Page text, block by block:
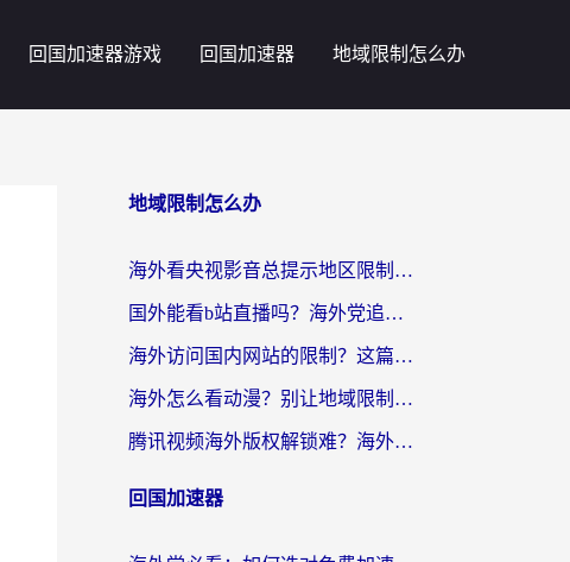
回国加速器游戏 回国加速器 地域限制怎么办
地域限制怎么办
海外看央视影音总提示地区限制？这篇教你选对回国加速器，流畅追剧不踩坑
国外能看b站直播吗？海外党追剧看片的终极解决方案来了
海外访问国内网站的限制？这篇攻略帮你无缝解锁12306、12123和国内影音
海外怎么看动漫？别让地域限制挡住你的追番快乐
腾讯视频海外版权解锁难？海外党亲测：选对回国加速器，追剧观影零障碍
回国加速器